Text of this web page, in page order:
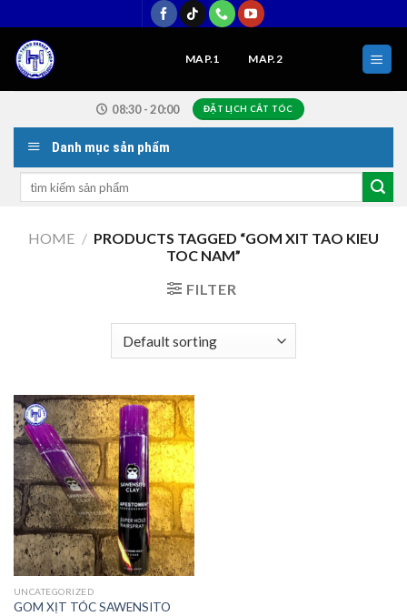
to
content
MAP.1 MAP.2
08:30 - 20:00 ĐẶT LỊCH CẮT TÓC
Danh mục sản phẩm
Search
HOME / PRODUCTS TAGGED “GOM XIT TAO KIEU
TOC NAM”
FILTER
UNCATEGORIZED
GOM XỊT TÓC SAWENSITO